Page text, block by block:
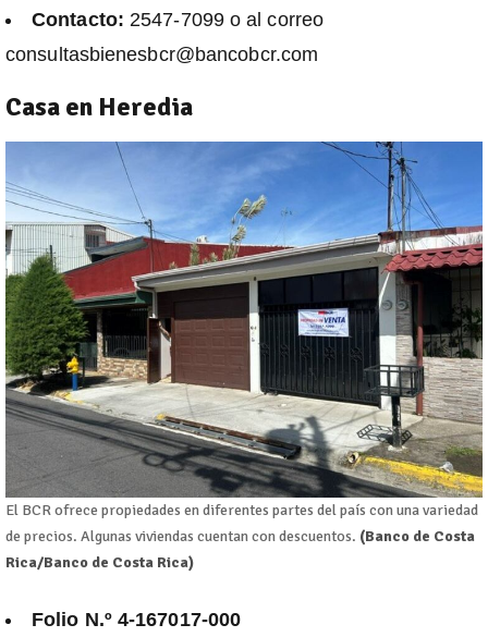
Contacto: 2547-7099 o al correo
consultasbienesbcr@bancobcr.com
Casa en Heredia
El BCR ofrece propiedades en diferentes partes del país con una variedad
de precios. Algunas viviendas cuentan con descuentos. (Banco de Costa
Rica/Banco de Costa Rica)
Folio N.º 4-167017-000